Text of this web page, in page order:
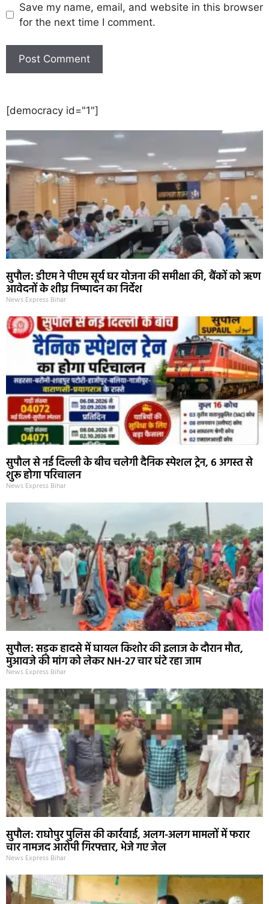
Save my name, email, and website in this browser
for the next time I comment.
[democracy id="1"]
सुपौल: डीएम ने पीएम सूर्य घर योजना की समीक्षा की, बैंकों को ऋण
आवेदनों के शीघ्र निष्पादन का निर्देश
News Express Bihar
सुपौल से नई दिल्ली के बीच चलेगी दैनिक स्पेशल ट्रेन, 6 अगस्त से
शुरू होगा परिचालन
News Express Bihar
सुपौल: सड़क हादसे में घायल किशोर की इलाज के दौरान मौत,
मुआवजे की मांग को लेकर NH-27 चार घंटे रहा जाम
News Express Bihar
सुपौल: राघोपुर पुलिस की कार्रवाई, अलग-अलग मामलों में फरार
चार नामजद आरोपी गिरफ्तार, भेजे गए जेल
News Express Bihar